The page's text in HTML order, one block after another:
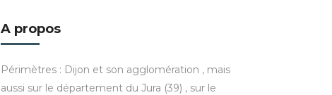
A propos
Périmètres : Dijon et son agglomération , mais
aussi sur le département du Jura (39) , sur le